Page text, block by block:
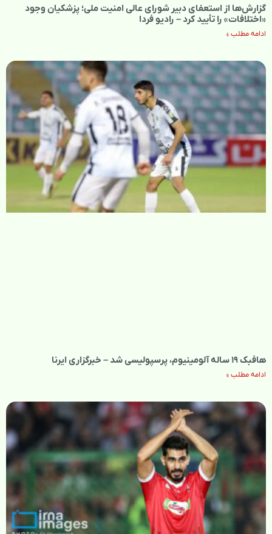
گزارش‌ها از استعفای دبیر شورای عالی امنیت ملی؛ پزشکیان وجود
«اختلافات» را تأیید کرد – رادیو فردا
ادامه مطلب »
هافبک ۱۹ ساله آلومینیوم، پرسپولیسی شد – خبرگزاری ایرنا
ادامه مطلب »